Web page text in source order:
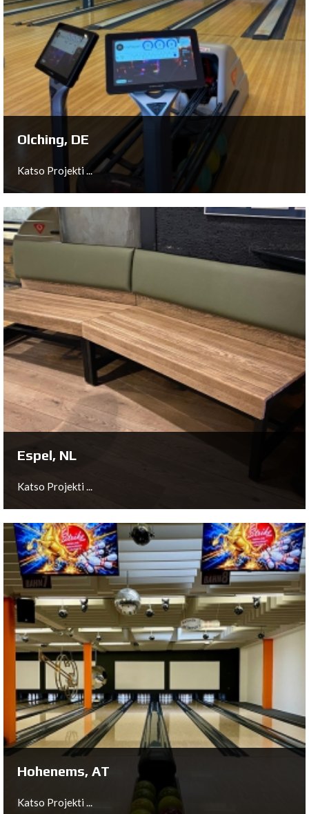
Trondheim, NO
Katso Projekti ...
Olching, DE
Katso Projekti ...
Olching, DE
Katso Projekti ...
Espel, NL
Katso Projekti ...
Espel, NL
Katso Projekti ...
Hohenems, AT
Katso Projekti ...